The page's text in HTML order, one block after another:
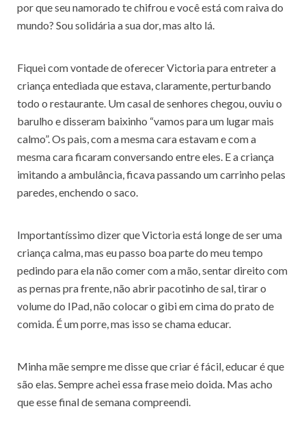
por que seu namorado te chifrou e você está com raiva do
mundo? Sou solidária a sua dor, mas alto lá.
Fiquei com vontade de oferecer Victoria para entreter a
criança entediada que estava, claramente, perturbando
todo o restaurante. Um casal de senhores chegou, ouviu o
barulho e disseram baixinho “vamos para um lugar mais
calmo”. Os pais, com a mesma cara estavam e com a
mesma cara ficaram conversando entre eles. E a criança
imitando a ambulância, ficava passando um carrinho pelas
paredes, enchendo o saco.
Importantíssimo dizer que Victoria está longe de ser uma
criança calma, mas eu passo boa parte do meu tempo
pedindo para ela não comer com a mão, sentar direito com
as pernas pra frente, não abrir pacotinho de sal, tirar o
volume do IPad, não colocar o gibi em cima do prato de
comida. É um porre, mas isso se chama educar.
Minha mãe sempre me disse que criar é fácil, educar é que
são elas. Sempre achei essa frase meio doida. Mas acho
que esse final de semana compreendi.